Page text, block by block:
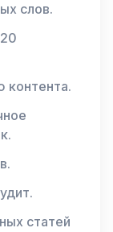
слов.
контента.
статей